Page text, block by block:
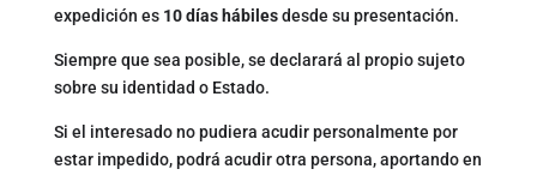
expedición es 10 días hábilesdesde su presentación.
Siempre que sea posible, se declarará al propio sujeto
sobre su identidad o Estado.
Si el interesado no pudiera acudir personalmente por
estar impedido, podrá acudir otra persona, aportando en